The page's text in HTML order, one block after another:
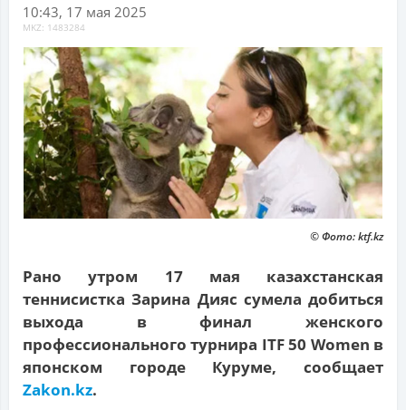
10:43, 17 мая 2025
MKZ: 1483284
© Фото: ktf.kz
Рано утром 17 мая казахстанская
теннисистка Зарина Дияс сумела добиться
выхода в финал женского
профессионального турнира ITF 50 Women в
японском городе Куруме, сообщает
Zakon.kz.